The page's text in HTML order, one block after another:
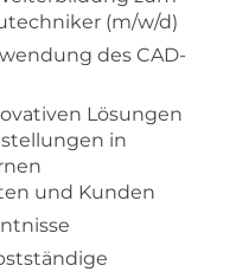
(m/w/d)
des CAD-
Lösungen
in
und Kunden